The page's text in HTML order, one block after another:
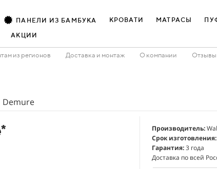
ПАНЕЛИ ИЗ БАМБУКА КРОВАТИ МАТРАСЫ
АКЦИИ
из регионов Доставка и монтаж О компании Отзывы
Demure
Производитель:
Срок изготовления:
Гарантия:3 года
Доставка по всей